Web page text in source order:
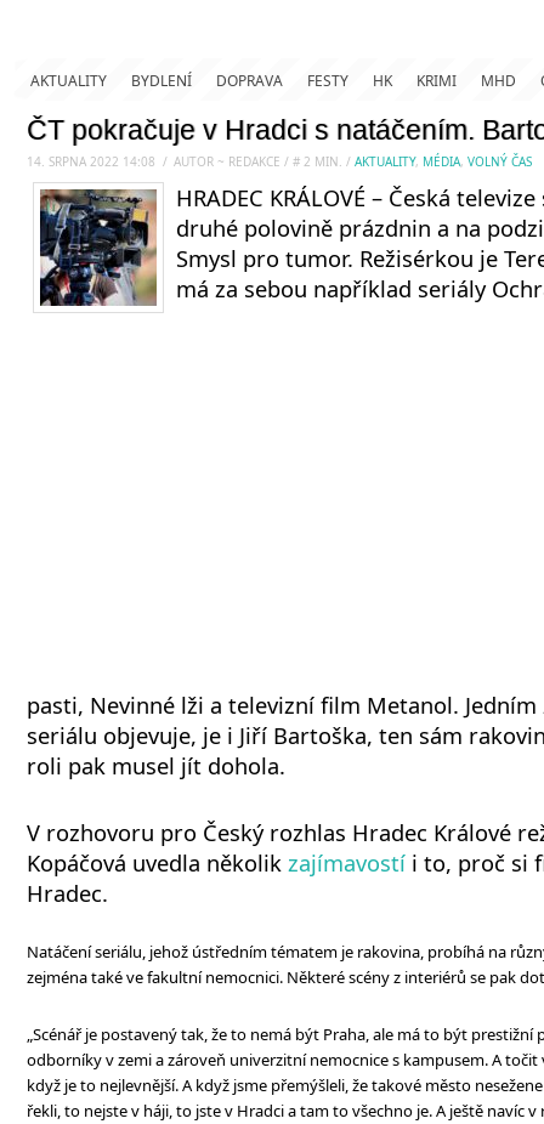
AKTUALITY BYDLENÍ DOPRAVA FESTY HK KRIMI MHD
ČT pokračuje v Hradci s natáčením.
14. SRPNA 2022 14:08 / AUTOR ~ REDAKCE / # 2 MIN. / AKTUALITY, MÉDIA, VOLNÝ ČAS
HRADEC KRÁLOVÉ – Česká
druhé polovině prázdnin a na
Smysl pro tumor. Režisérkou je
má za sebou například seriály
pasti, Nevinné lži a televizní film Metanol.
seriálu objevuje, je i Jiří Bartoška, ten sám
roli pak musel jít dohola.
V rozhovoru pro Český rozhlas Hradec Králové
Kopáčová uvedla několik zajímavostí i to, proč si
Hradec.
Natáčení seriálu, jehož ústředním tématem je rakovina, probíhá na
zejména také ve fakultní nemocnici. Některé scény z interiérů se pak
„Scénář je postavený tak, že to nemá být Praha, ale má to být prestižní
odborníky v zemi a zároveň univerzitní nemocnice s kampusem. A točit
když je to nejlevnější. A když jsme přemýšleli, že takové město
řekli, to nejste v háji, to jste v Hradci a tam to všechno je. A ještě navíc